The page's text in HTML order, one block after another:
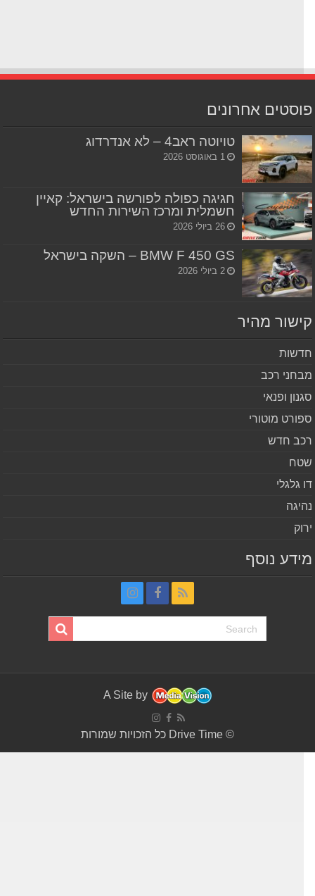
אחרונים
טויוטה ראב4 – לא אנדרדוג
1 באוגוסט 2026
חגיגה כפולה לפורשה בישראל: קאיין
חשמלית ומרכז השירות החדש
26 ביולי 2026
BMW F 450 GS – השקה בישראל
2 ביולי 2026
מהיר
רכב
ופנאי
מוטורי
חדש
גלגלי
נוסף
A Site by